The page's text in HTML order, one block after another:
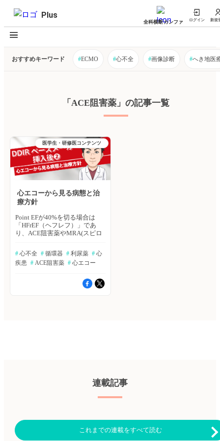
Plus
全科横断カンファ ログイン 新規
おすすめキーワード #ECMO #心不全 #画像診断 #へき地医
「ACE阻害薬」の記事一覧
医学生・研修医コンテンツ
心エコーから見る病態と治
療方針
Point EFが40%を切る場合は
「HFrEF（ヘフレフ）」であ
り、ACE阻害薬やMRA(スピロ
る HFrEFはペースメーカー心の
影響や高血圧性心臓病などが関
係している 肺エコーのBライン
腫を疑うが、息切れ・浮腫・体
重増加・肺うっ血等が重なって
にMモード法が用いられてきま
報で左室全体の心機能を推定す
定誤差を生じ、正確性に劣ると
考えられるようになっています
現在最も推奨されるLVEFの測
# 心不全 # 循環器 # 利尿薬 # 心
疾患 # ACE阻害薬 # 心エコー
連載記事
これまでの連載をすべて読む